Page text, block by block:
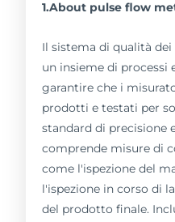
1.About pulse flow
Il sistema di qualità
un insieme di processi
garantire che i
prodotti e testati per
standard di precisione
comprende misure di
come l'ispezione del
l'ispezione in corso di
del prodotto finale.